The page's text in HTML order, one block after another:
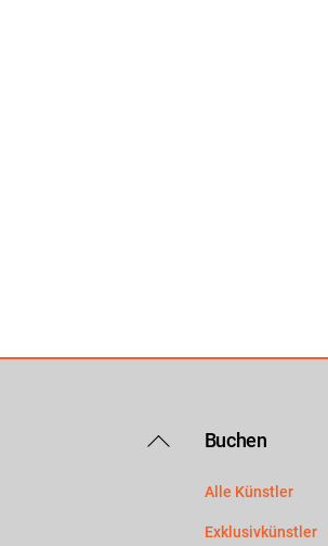
Back
Buchen
Alle Künstler
Exklusivkünstler